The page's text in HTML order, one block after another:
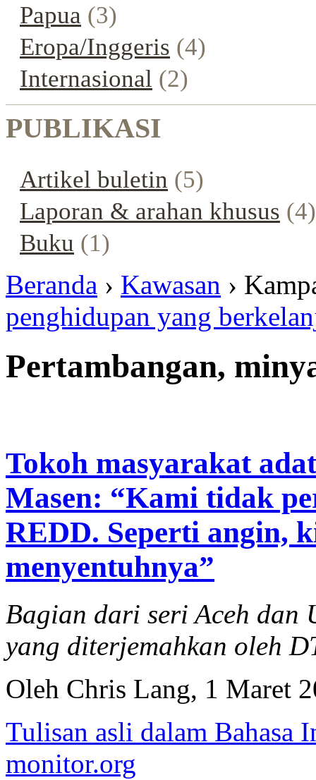
Papua (3)
Eropa/Inggeris (4)
Internasional (2)
PUBLIKASI
Artikel buletin (5)
Laporan & arahan khusus (4)
Buku (1)
Beranda › Kawasan ›
penghidupan yang
Pertambangan,
Tokoh masyarakat
Masen: “Kami tidak
REDD. Seperti angin,
menyentuhnya”
Bagian dari seri Aceh dan
yang diterjemahkan oleh
Oleh Chris Lang, 1 Maret
Tulisan asli dalam Bahasa
monitor.org